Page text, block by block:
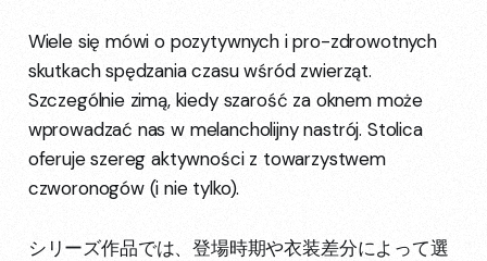
Wiele się mówi o pozytywnych i pro-zdrowotnych
skutkach spędzania czasu wśród zwierząt.
Szczególnie zimą, kiedy szarość za oknem może
wprowadzać nas w melancholijny nastrój. Stolica
oferuje szereg aktywności z towarzystwem
czworonogów (i nie tylko).
シリーズ作品では、登場時期や衣装差分によって選